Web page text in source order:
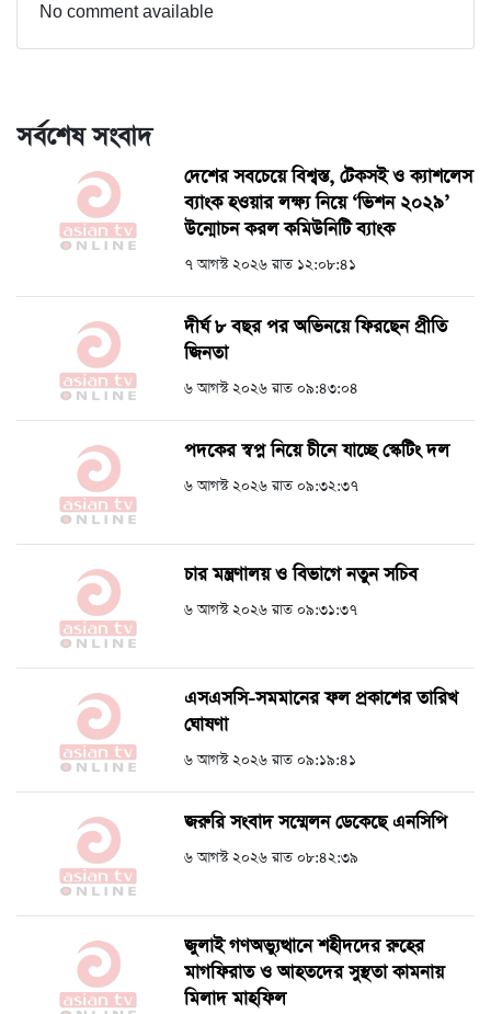
No comment available
সর্বশেষ সংবাদ
দেশের সবচেয়ে বিশ্বস্ত, টেকসই ও ক্যাশলেস
ব্যাংক হওয়ার লক্ষ্য নিয়ে ‘ভিশন ২০২৯’
উন্মোচন করল কমিউনিটি ব্যাংক
৭ আগস্ট ২০২৬ রাত ১২:০৮:৪১
দীর্ঘ ৮ বছর পর অভিনয়ে ফিরছেন প্রীতি
জিনতা
৬ আগস্ট ২০২৬ রাত ০৯:৪৩:০৪
পদকের স্বপ্ন নিয়ে চীনে যাচ্ছে স্কেটিং দল
৬ আগস্ট ২০২৬ রাত ০৯:৩২:৩৭
চার মন্ত্রণালয় ও বিভাগে নতুন সচিব
৬ আগস্ট ২০২৬ রাত ০৯:৩১:৩৭
এসএসসি-সমমানের ফল প্রকাশের তারিখ
ঘোষণা
৬ আগস্ট ২০২৬ রাত ০৯:১৯:৪১
জরুরি সংবাদ সম্মেলন ডেকেছে এনসিপি
৬ আগস্ট ২০২৬ রাত ০৮:৪২:৩৯
জুলাই গণঅভ্যুত্থানে শহীদদের রুহের
মাগফিরাত ও আহতদের সুস্থতা কামনায়
মিলাদ মাহফিল